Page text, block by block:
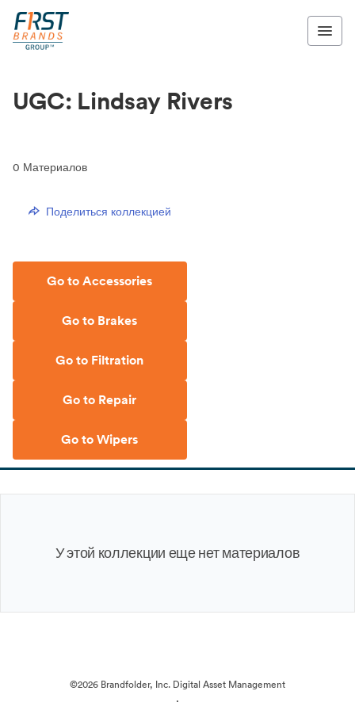
UGC: Lindsay Rivers
0 Материалов
Поделиться коллекцией
Go to Accessories
Go to Brakes
Go to Filtration
Go to Repair
Go to Wipers
У этой коллекции еще нет материалов
©2026 Brandfolder, Inc. Digital Asset Management
·